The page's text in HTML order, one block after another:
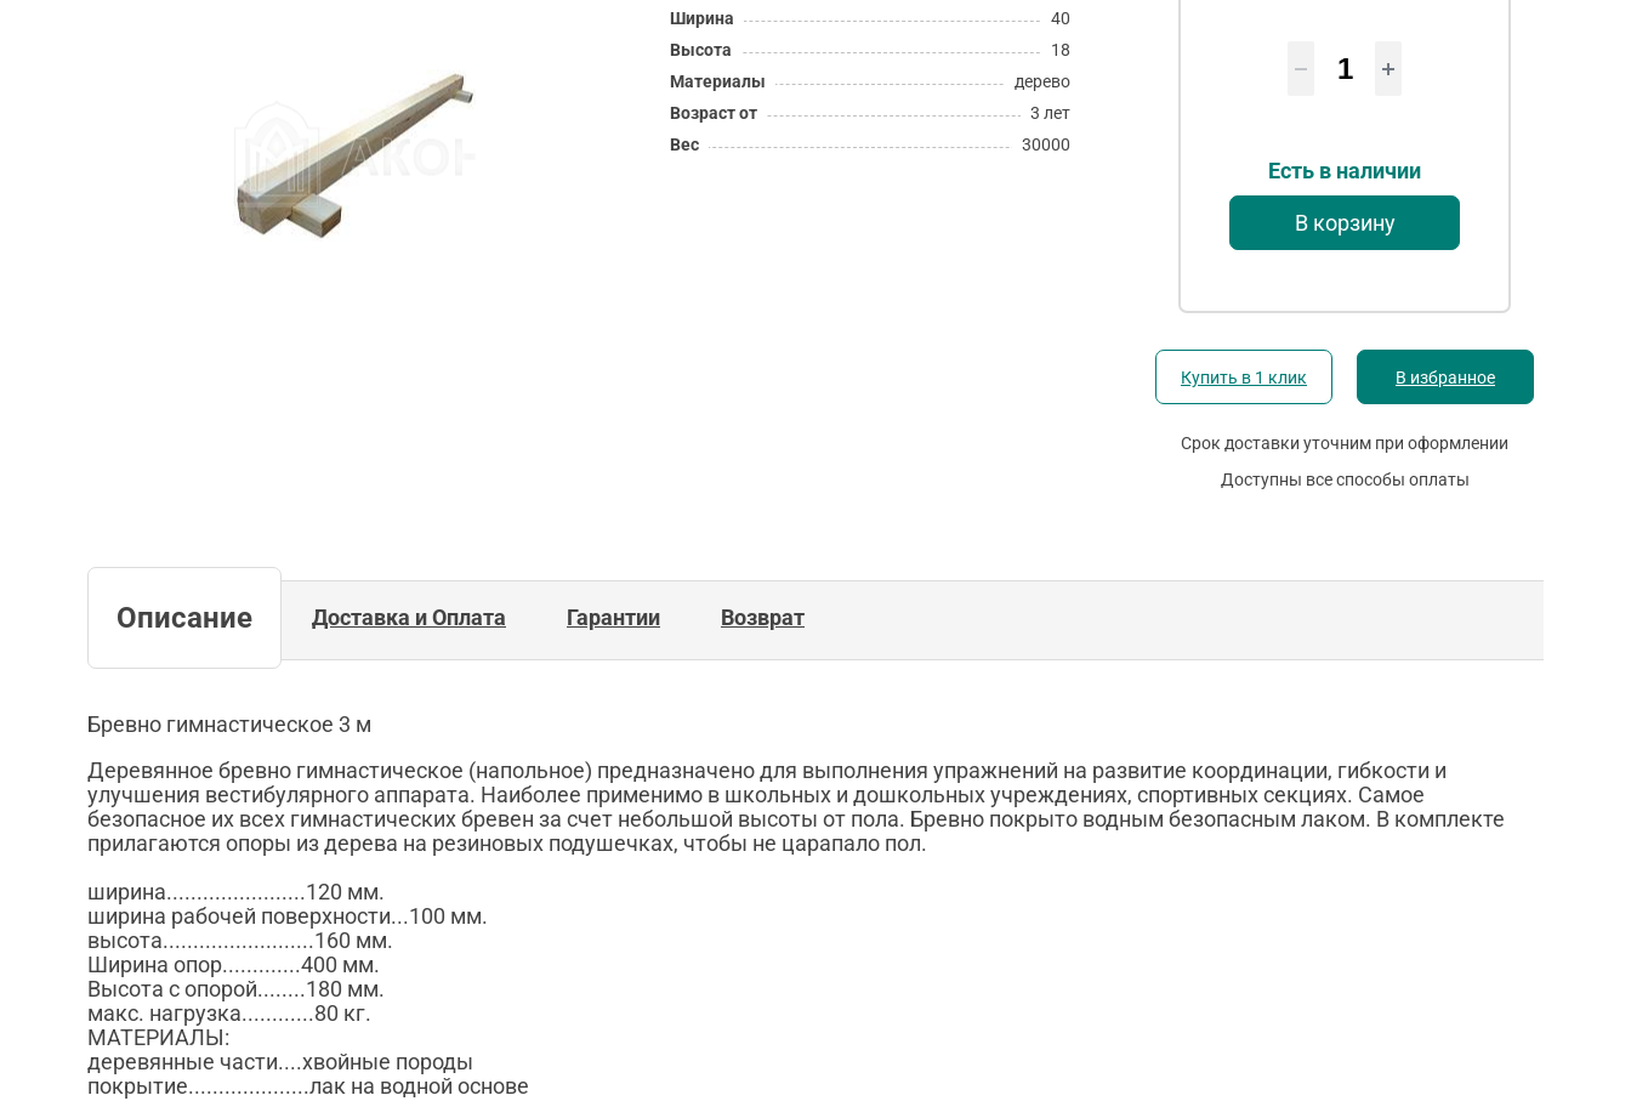
Ширина
40
Высота
18
Материалы
дерево
Возраст от
3 лет
Вес
30000
Есть в наличии
В корзину
Купить в 1 клик В избранное
Срок доставки уточним при оформлении
Доступны все способы оплаты
Описание Доставка и Оплата Гарантии Возврат
Бревно гимнастическое 3 м
Деревянное бревно гимнастическое (напольное) предназначено для выполнения упражнений на развитие координации, гибкости и
улучшения вестибулярного аппарата. Наиболее применимо в школьных и дошкольных учреждениях, спортивных секциях. Самое
безопасное их всех гимнастических бревен за счет небольшой высоты от пола. Бревно покрыто водным безопасным лаком. В комплекте
прилагаются опоры из дерева на резиновых подушечках, чтобы не царапало пол.
ширина.......................120 мм.
ширина рабочей поверхности...100 мм.
высота.........................160 мм.
Ширина опор.............400 мм.
Высота с опорой........180 мм.
макс. нагрузка............80 кг.
МАТЕРИАЛЫ:
деревянные части....хвойные породы
покрытие....................лак на водной основе